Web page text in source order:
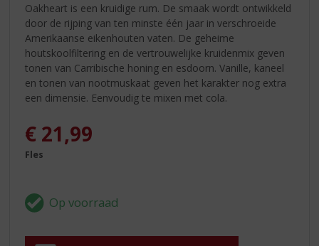
Oakheart is een kruidige rum. De smaak wordt ontwikkeld
door de rijping van ten minste één jaar in verschroeide
Amerikaanse eikenhouten vaten. De geheime
houtskoolfiltering en de vertrouwelijke kruidenmix geven
tonen van Carribische honing en esdoorn. Vanille, kaneel
en tonen van nootmuskaat geven het karakter nog extra
een dimensie. Eenvoudig te mixen met cola.
€ 21,99
Fles